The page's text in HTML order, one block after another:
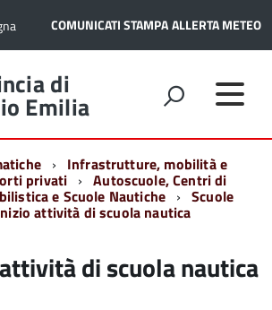
COMUNICATI STAMPAALLERTA METEO
di
Emilia
Infrastrutture, mobilità e
privati Autoscuole, Centri di
e Scuole Nautiche Scuole
attività di scuola nautica
di scuola nautica